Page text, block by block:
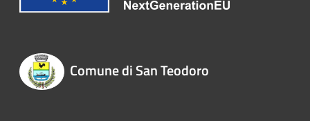
Comune di San Teodoro